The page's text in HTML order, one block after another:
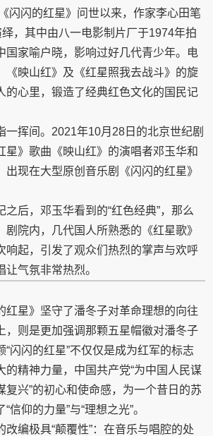
闪闪的红星》问世以来，作家李心田笔
绎，其中由八一电影制片厂于1974年拍
国家喻户晓，影响过好几代青少年。电
《映山红》及《红星照我去战斗》的旋
的心里，锻造了经典红色文化的国民记
一挥间。2021年10月28日的北京世纪剧
星》歌曲《映山红》的演唱者邓玉华和
出现在大型原创音乐剧《闪闪的红星》
之后，邓玉华看到的“红色经典”，那么
剧院内，几代国人所熟悉的《红星歌》
响起，引发了观众们热烈的掌声与欢呼
气氛非常热烈。
红星》坚守了潘冬子对革命理想的向往
，则是更加强调那颗五星帽徽对潘冬子
“闪闪的红星”不仅仅是成为红军的标志
的精神力量，中国共产党“为中国人民谋
复兴”的初心和使命感，为一个昔日的苏
信仰的力量”与“理想之光”。
改编极具“颠覆性”：在音乐与唱腔的处